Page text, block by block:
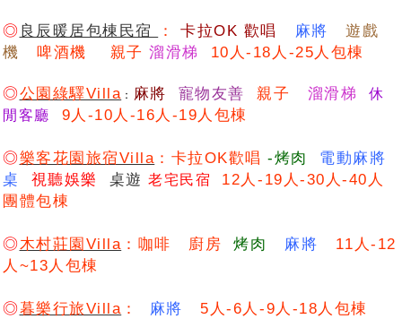
◎ 良辰暖居包棟民宿 ：卡拉OK 歡唱 麻將
遊戲
機
啤酒機 親子溜滑梯 10人-18人-25人包棟
◎公園綠驛Villa ： 麻將 寵物友善 親子 溜滑梯休
閒客廳
9人-10人-16人-19人包棟
◎樂客花園旅宿Villa ： 卡拉OK歡唱-烤肉
電動麻將
桌
視聽娛樂 桌遊 老宅民宿
12人-19人-30人-40人
團體包棟
◎木村莊園Villa ：咖啡 廚房烤肉 麻將 11人-12
人~13人包棟
◎暮樂行旅Villa ： 麻將 5人-6人-9人-18人包棟